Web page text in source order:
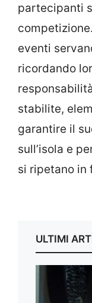
partecipanti
eventi
ricordando
stabilite,
garantire il
sull’isola e
si ripetano in
ULTIMI